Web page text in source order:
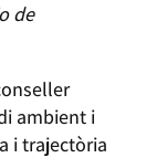
de
ambient i
i trajectòria